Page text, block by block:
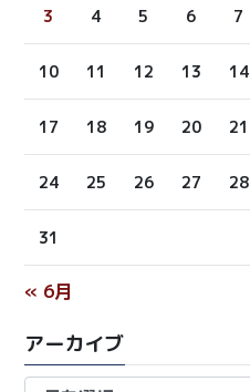
3 4 5 6 7
10 11 12 13 14
17 18 19 20 21
24 25 26 27 28
31
« 6月
アーカイブ
ア